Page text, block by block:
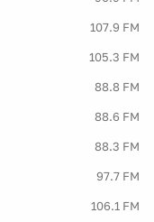
107.9 FM
105.3 FM
88.8 FM
88.6 FM
88.3 FM
97.7 FM
106.1 FM